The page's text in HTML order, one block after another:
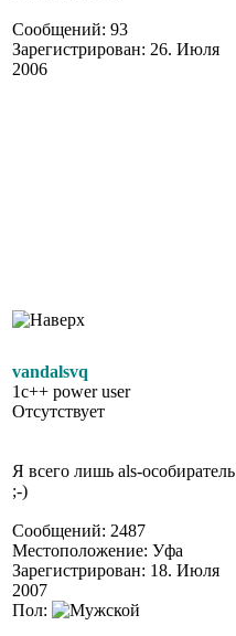
Сообщений: 93
Зарегистрирован: 26. Июля
2006
vandalsvq
1c++ power user
Отсутствует
Я всего лишь als-особиратель
;-)
Сообщений: 2487
Местоположение: Уфа
Зарегистрирован: 18. Июля
2007
Пол: